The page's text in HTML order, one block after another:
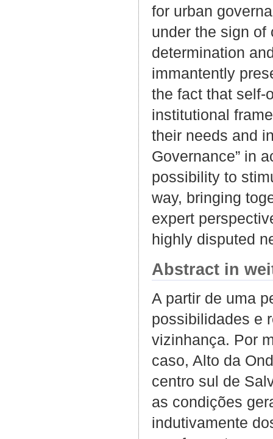
for urban
under the sign of
determination
immantently
the fact that self-
institutional
their needs and
Governance” in
possibility to
way, bringing
expert
highly disputed
Abstract in
A partir de uma
possibilidades e
vizinhança. Por
caso, Alto da
centro sul de
as condições
indutivamente